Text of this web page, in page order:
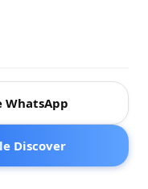
WhatsApp
Discover